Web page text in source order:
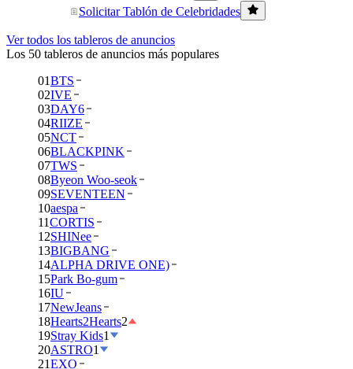
Solicitar Tablón de Celebridades
Ver todos los tableros de anuncios
Los 50 tableros de anuncios más populares
01BTS
02IVE
03DAY6
04RIIZE
05NCT
06BLACKPINK
07TWS
08Byeon Woo-seok
09SEVENTEEN
10aespa
11CORTIS
12SHINee
13BIGBANG
14ALPHA DRIVE ONE)
15Park Bo-gum
16IU
17NewJeans
18Hearts2Hearts2
19Stray Kids1
20ASTRO1
21EXO